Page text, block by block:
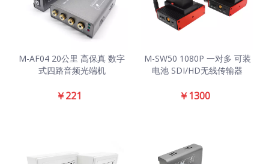
M-AF04 20公里 高保真 数字
式四路音频光端机
￥221
M-SW50 1080P 一对多 可装
电池 SDI/HD无线传输器
￥1300